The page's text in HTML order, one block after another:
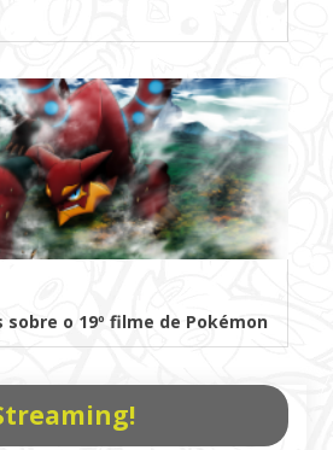
o 19º filme de Pokémon